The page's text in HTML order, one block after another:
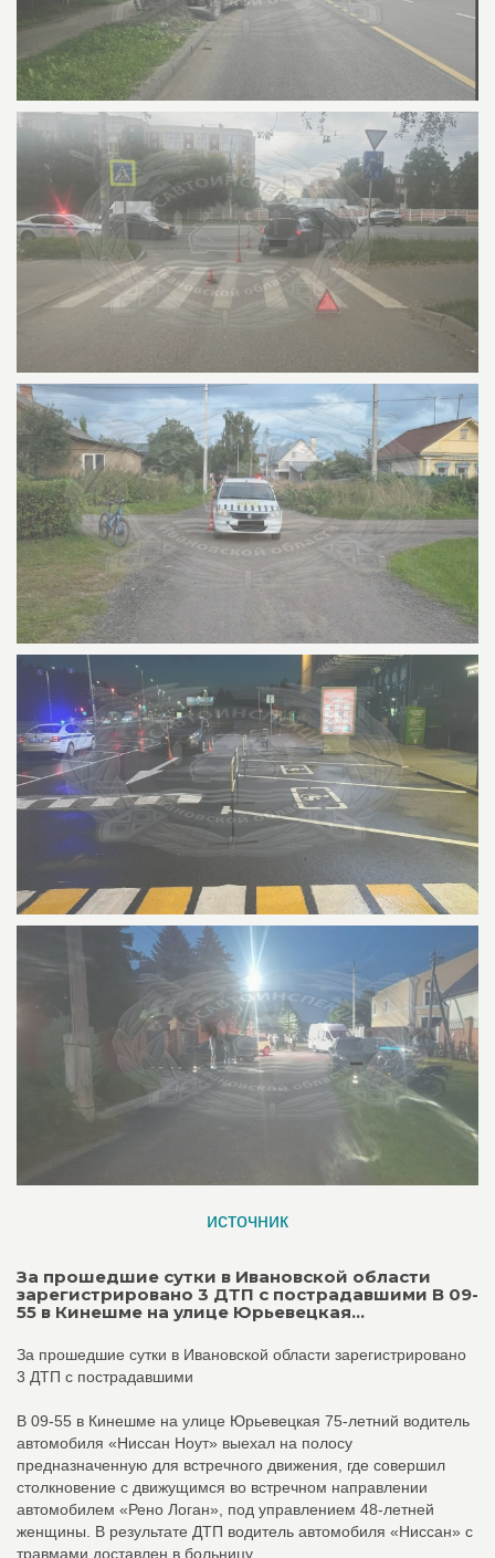
источник
За прошедшие сутки в Ивановской области
зарегистрировано 3 ДТП с пострадавшими В 09-
55 в Кинешме на улице Юрьевецкая...
За прошедшие сутки в Ивановской области зарегистрировано
3 ДТП с пострадавшими
В 09-55 в Кинешме на улице Юрьевецкая 75-летний водитель
автомобиля «Ниссан Ноут» выехал на полосу
предназначенную для встречного движения, где совершил
столкновение с движущимся во встречном направлении
автомобилем «Рено Логан», под управлением 48-летней
женщины. В результате ДТП водитель автомобиля «Ниссан» с
травмами доставлен в больницу.